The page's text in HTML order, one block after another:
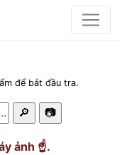
để bắt đầu tra.
🔎 📷
ảnh ☝️.